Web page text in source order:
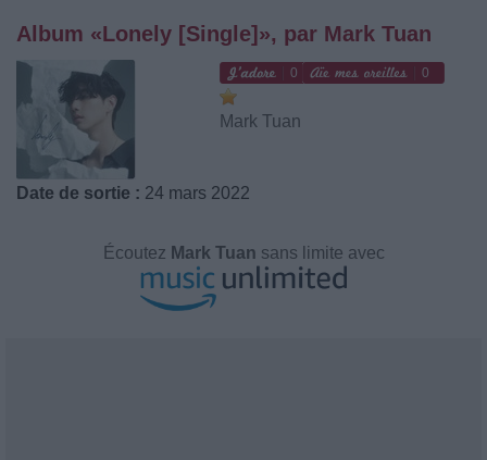
Album «Lonely [Single]», par Mark Tuan
0 0
Mark Tuan
Date de sortie : 24 mars 2022
Écoutez Mark Tuan sans limite avec